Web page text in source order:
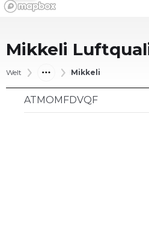
Mikkeli
Welt Mikkeli
ATMOMFDVQF